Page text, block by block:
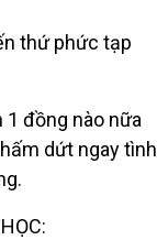
thứ phức tạp
đồng nào nữa
dứt ngay tình